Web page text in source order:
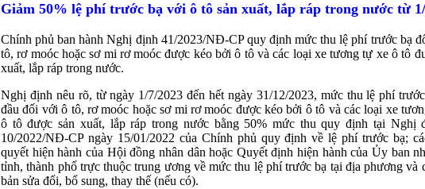
Giảm 50% lệ phí trước bạ với ô tô sản xuất, lắp ráp trong nước từ
Chính phủ ban hành Nghị định 41/2023/NĐ-CP quy định mức thu lệ phí trước bạ
tô, rơ moóc hoặc sơ mi rơ moóc được kéo bởi ô tô và các loại xe tương tự xe ô tô
xuất, lắp ráp trong nước.
Nghị định nêu rõ, từ ngày 1/7/2023 đến hết ngày 31/12/2023, mức thu lệ phí
đầu đối với ô tô, rơ moóc hoặc sơ mi rơ moóc được kéo bởi ô tô và các loại xe
ô tô được sản xuất, lắp ráp trong nước bằng 50% mức thu quy định tại Nghị
10/2022/NĐ-CP ngày 15/01/2022 của Chính phủ quy định về lệ phí trước bạ;
quyết hiện hành của Hội đồng nhân dân hoặc Quyết định hiện hành của Ủy ban
tỉnh, thành phố trực thuộc trung ương về mức thu lệ phí trước bạ tại địa phương và
bản sửa đổi, bổ sung, thay thế (nếu có).